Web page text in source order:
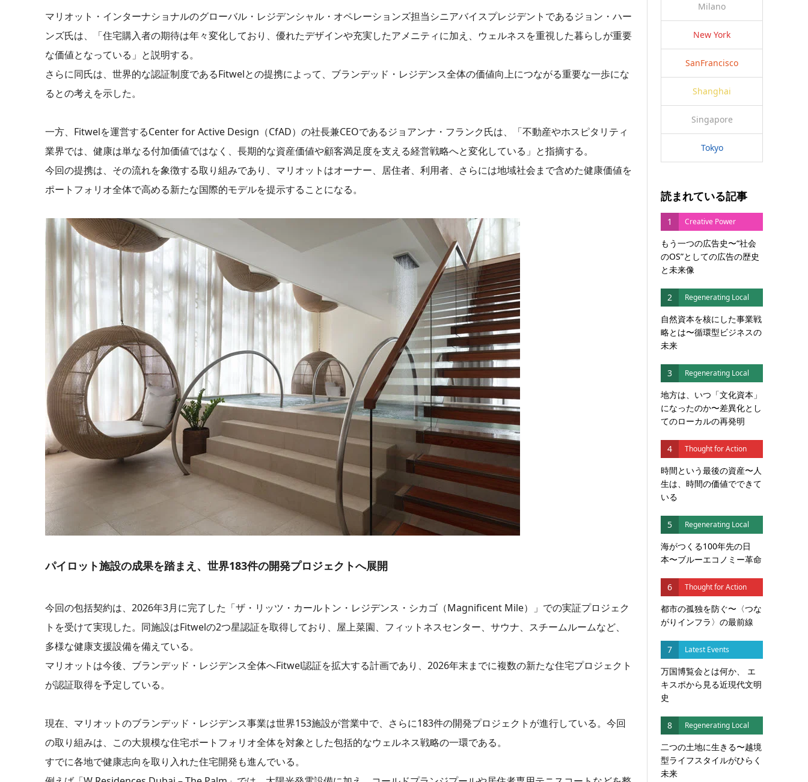
マリオット・インターナショナルのグローバル・レジデンシャル・オペレーションズ担当シニアバイスプレジデントであるジョン・ハー
ンズ氏は、「住宅購入者の期待は年々変化しており、優れたデザインや充実したアメニティに加え、ウェルネスを重視した暮らしが重要
な価値となっている」と説明する。
さらに同氏は、世界的な認証制度であるFitwelとの提携によって、ブランデッド・レジデンス全体の価値向上につながる重要な一歩にな
るとの考えを示した。
一方、Fitwelを運営するCenter for Active Design（CfAD）の社長兼CEOであるジョアンナ・フランク氏は、「不動産やホスピタリティ
業界では、健康は単なる付加価値ではなく、長期的な資産価値や顧客満足度を支える経営戦略へと変化している」と指摘する。
今回の提携は、その流れを象徴する取り組みであり、マリオットはオーナー、居住者、利用者、さらには地域社会まで含めた健康価値を
ポートフォリオ全体で高める新たな国際的モデルを提示することになる。
パイロット施設の成果を踏まえ、世界183件の開発プロジェクトへ展開
今回の包括契約は、2026年3月に完了した「ザ・リッツ・カールトン・レジデンス・シカゴ（Magnificent Mile）」での実証プロジェク
トを受けて実現した。同施設はFitwelの2つ星認証を取得しており、屋上菜園、フィットネスセンター、サウナ、スチームルームなど、
多様な健康支援設備を備えている。
マリオットは今後、ブランデッド・レジデンス全体へFitwel認証を拡大する計画であり、2026年末までに複数の新たな住宅プロジェクト
が認証取得を予定している。
現在、マリオットのブランデッド・レジデンス事業は世界153施設が営業中で、さらに183件の開発プロジェクトが進行している。今回
の取り組みは、この大規模な住宅ポートフォリオ全体を対象とした包括的なウェルネス戦略の一環である。
すでに各地で健康志向を取り入れた住宅開発も進んでいる。
Milano
New York
SanFrancisco
Shanghai
Singapore
Tokyo
読まれている記事
1 Creative Power
もう一つの広告史〜“社会
のOS”としての広告の歴史
と未来像
2 Regenerating Local
自然資本を核にした事業戦
略とは〜循環型ビジネスの
未来
3 Regenerating Local
地方は、いつ「文化資本」
になったのか〜差異化とし
てのローカルの再発明
4 Thought for Action
時間という最後の資産〜人
生は、時間の価値でできて
いる
5 Regenerating Local
海がつくる100年先の日
本〜ブルーエコノミー革命
6 Thought for Action
都市の孤独を防ぐ〜〈つな
がりインフラ〉の最前線
7 Latest Events
万国博覧会とは何か、 エ
キスポから見る近現代文明
史
8 Regenerating Local
二つの土地に生きる〜越境
型ライフスタイルがひらく
未来